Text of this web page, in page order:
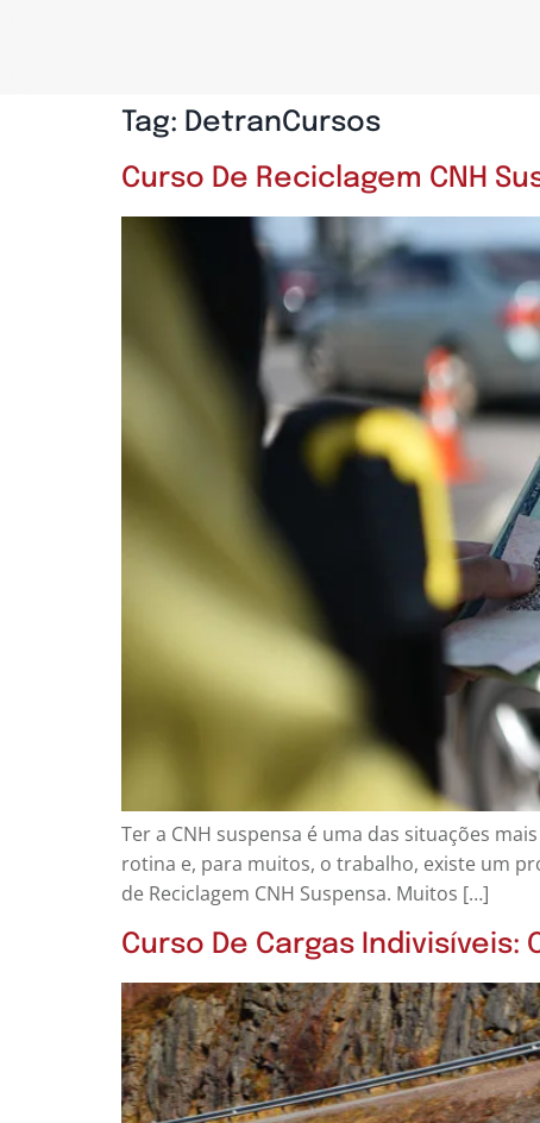
Tag: DetranCursos
Curso De Reciclagem CNH
Ter a CNH suspensa é uma das situações
rotina e, para muitos, o trabalho, existe um
de Reciclagem CNH Suspensa. Muitos […]
Curso De Cargas Indivisíveis: